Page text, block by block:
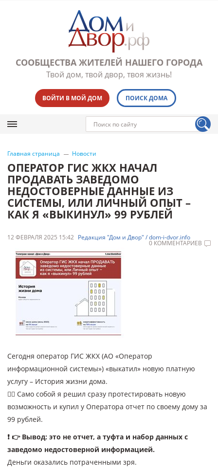
СООБЩЕСТВА ЖИТЕЛЕЙ НАШЕГО ГОРОДА
Твой дом, твой двор, твоя жизнь!
ВОЙТИ В МОЙ ДОМ ПОИСК ДОМА
Главная страница Новости
ОПЕРАТОР ГИС ЖКХ НАЧАЛ
ПРОДАВАТЬ ЗАВЕДОМО
НЕДОСТОВЕРНЫЕ ДАННЫЕ ИЗ
СИСТЕМЫ, ИЛИ ЛИЧНЫЙ ОПЫТ –
КАК Я «ВЫКИНУЛ» 99 РУБЛЕЙ
12 ФЕВРАЛЯ 2025 15:42 Редакция "Дом и Двор" / dom-i-dvor.info
0 КОММЕНТАРИЕВ
Сегодня оператор ГИС ЖКХ (АО «Оператор
информационной системы») «выкатил» новую платную
услугу – История жизни дома.
🤷‍♂️ Само собой я решил сразу протестировать новую
возможность и купил у Оператора отчет по своему дому за
99 рублей.
❗️ 👉 Вывод: это не отчет, а туфта и набор данных с
заведомо недостоверной информацией.
Деньги оказались потраченными зря.